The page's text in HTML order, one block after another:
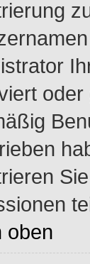
oben